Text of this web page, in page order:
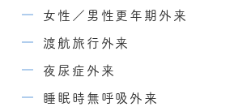
女性／男性更年期外来
渡航旅行外来
夜尿症外来
睡眠時無呼吸外来